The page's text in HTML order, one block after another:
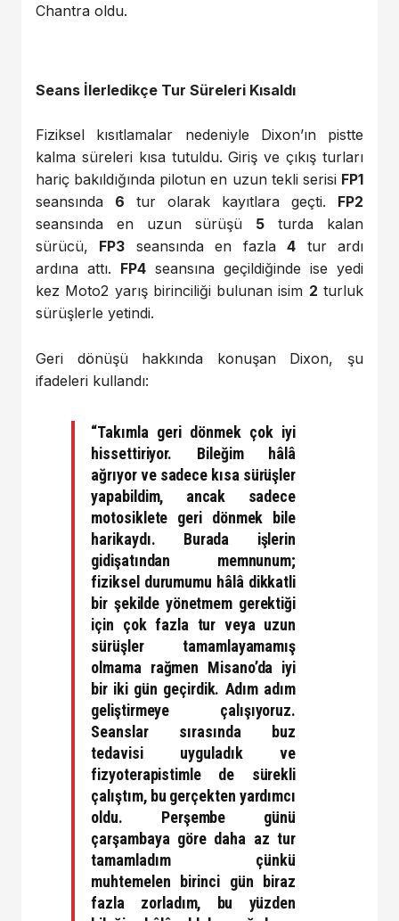
Chantra oldu.
Seans İlerledikçe Tur Süreleri Kısaldı
Fiziksel kısıtlamalar nedeniyle Dixon’ın pistte
kalma süreleri kısa tutuldu. Giriş ve çıkış turları
hariç bakıldığında pilotun en uzun tekli serisi FP1
seansında 6 tur olarak kayıtlara geçti. FP2
seansında en uzun sürüşü 5 turda kalan
sürücü, FP3 seansında en fazla4 tur ardı
ardına attı. FP4 seansına geçildiğinde ise yedi
kez Moto2 yarış birinciliği bulunan isim 2 turluk
sürüşlerle yetindi.
Geri dönüşü hakkında konuşan Dixon, şu
ifadeleri kullandı:
“Takımla geri dönmek çok iyi
hissettiriyor. Bileğim hâlâ
ağrıyor ve sadece kısa sürüşler
yapabildim, ancak sadece
motosiklete geri dönmek bile
harikaydı. Burada işlerin
gidişatından memnunum;
fiziksel durumumu hâlâ dikkatli
bir şekilde yönetmem gerektiği
için çok fazla tur veya uzun
sürüşler tamamlayamamış
olmama rağmen Misano’da iyi
bir iki gün geçirdik. Adım adım
geliştirmeye çalışıyoruz.
Seanslar sırasında buz
tedavisi uyguladık ve
fizyoterapistimle de sürekli
çalıştım, bu gerçekten yardımcı
oldu. Perşembe günü
çarşambaya göre daha az tur
tamamladım çünkü
muhtemelen birinci gün biraz
fazla zorladım, bu yüzden